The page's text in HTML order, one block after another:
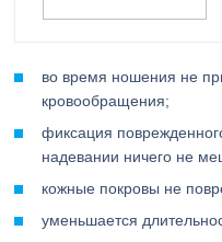
во время ношения не
кровообращения;
фиксация
надевании ничего не
кожные покровы не
уменьшается